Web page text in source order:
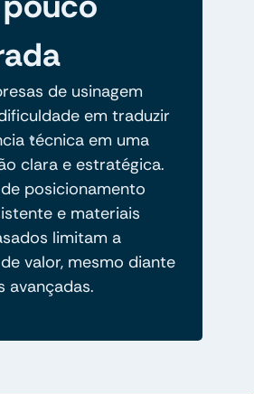
de usinagem
em traduzir
técnica em uma
clara e estratégica.
posicionamento
e materiais
limitam a
valor, mesmo diante
avançadas.